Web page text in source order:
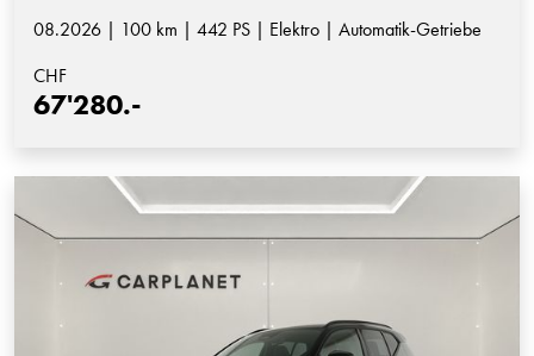
08.2026 | 100 km | 442 PS | Elektro | Automatik-Getriebe
CHF
67'280.-